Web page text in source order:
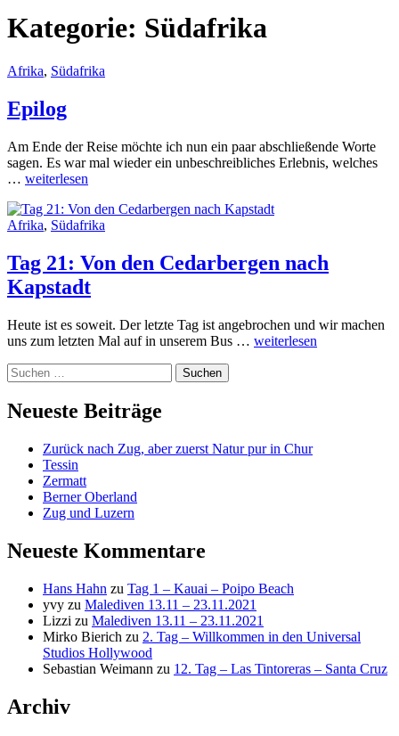
Kategorie: Südafrika
Afrika, Südafrika
Epilog
Am Ende der Reise möchte ich nun ein paar abschließende Worte
sagen. Es war mal wieder ein unbeschreibliches Erlebnis, welches
… Epilog
weiterlesen
Afrika, Südafrika
Tag 21: Von den Cedarbergen nach
Kapstadt
Heute ist es soweit. Der letzte Tag ist angebrochen und wir machen
uns zum letzten Mal auf in unserem Bus … Tag
weiterlesen
Suchen
nach:
Neueste Beiträge
Zurück nach Zug, aber zuerst Natur pur in Chur
Tessin
Zermatt
Berner Oberland
Zug und Luzern
Neueste Kommentare
Hans Hahn zu Tag 1 – Kauai – Poipo Beach
yvy zu Malediven 13.11 – 23.11.2021
Lizzi zu Malediven 13.11 – 23.11.2021
Mirko Bierich zu 2. Tag – Willkommen in den Universal
Studios Hollywood
Sebastian Weimann zu 12. Tag – Las Tintoreras – Santa Cruz
Archiv